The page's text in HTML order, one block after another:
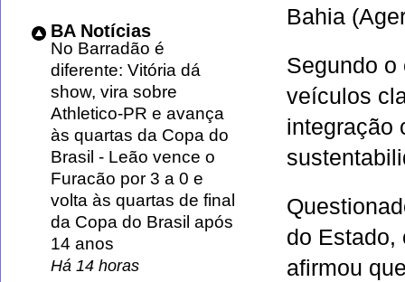
Bahia
Segundo o
veículos
integração
do Estado,
afirmou
BA Notícias
No Barradão é
diferente: Vitória dá
show, vira sobre
Athletico-PR e avança
às quartas da Copa do
Brasil - Leão vence o
Furacão por 3 a 0 e
volta às quartas de final
da Copa do Brasil após
14 anos
Há 14 horas